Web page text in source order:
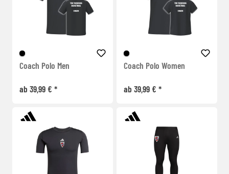
Coach Polo Men
ab 39,99 € *
Coach Polo Women
ab 39,99 € *